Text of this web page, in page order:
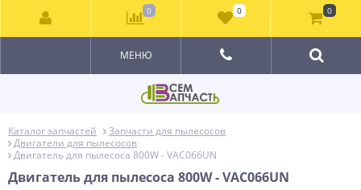
МЕНЮ
Каталог запчастей
Запчасти для пылесосов
Двигатели для пылесосов
Двигатель для пылесоса 800W - VAC066UN
Двигатель для пылесоса 800W - VAC066UN
0 0 0